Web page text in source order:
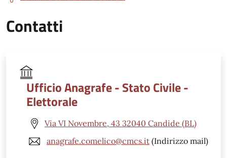
Contatti
Ufficio Anagrafe - Stato Civile -
Elettorale
Via VI Novembre, 43 32040 Candide (BL)
anagrafe.comelico@cmcs.it (Indirizzo mail)